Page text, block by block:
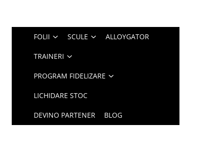
FOLII SCULE ALLOYGATOR
TRAINERI
PROGRAM FIDELIZARE
LICHIDARE STOC
DEVINO PARTENER BLOG